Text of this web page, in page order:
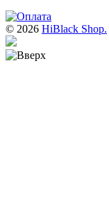
© 2026 HiBlack Shop.